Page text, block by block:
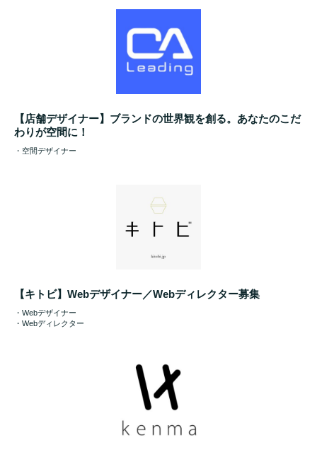
【店舗デザイナー】ブランドの世界観を創る。あなたのこだ
わりが空間に！
・空間デザイナー
【キトビ】Webデザイナー／Webディレクター募集
・Webデザイナー
・Webディレクター